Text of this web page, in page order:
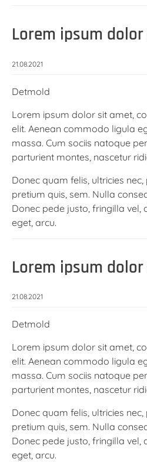
Lorem ipsum
21.08.2021
Detmold
Lorem ipsum dolor sit amet,
elit. Aenean commodo ligula
massa. Cum sociis natoque
parturient montes, nascetur
Donec quam felis, ultricies nec,
pretium quis, sem. Nulla
Donec pede justo, fringilla vel,
eget, arcu.
Lorem ipsum
21.08.2021
Detmold
Lorem ipsum dolor sit amet,
elit. Aenean commodo ligula
massa. Cum sociis natoque
parturient montes, nascetur
Donec quam felis, ultricies
pretium quis, sem. Nulla
Donec pede justo, fringilla vel,
eget, arcu.